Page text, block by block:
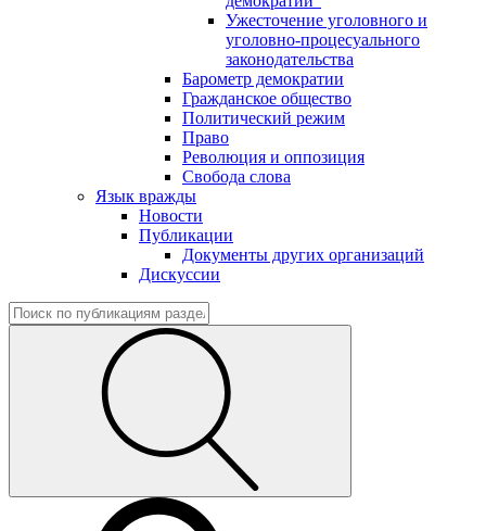
Ужесточение уголовного и
уголовно-процесуального
законодательства
Барометр демократии
Гражданское общество
Политический режим
Право
Революция и оппозиция
Свобода слова
Язык вражды
Новости
Публикации
Документы других организаций
Дискуссии